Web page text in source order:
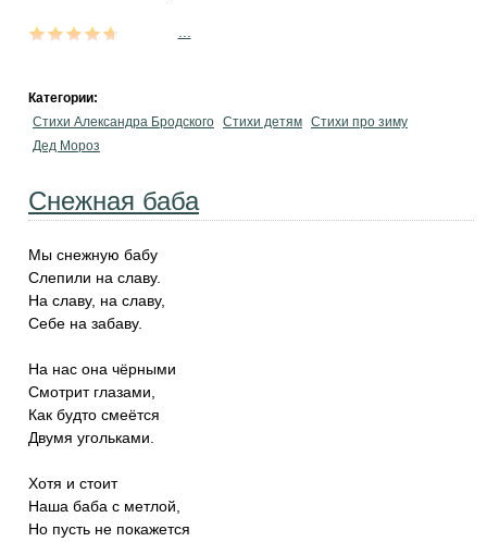
Категории:
Стихи Александра Бродского Стихи детям Стихи про зиму
Дед Мороз
Снежная баба
Мы снежную бабу
Слепили на славу.
На славу, на славу,
Себе на забаву.
На нас она чёрными
Смотрит глазами,
Как будто смеётся
Двумя угольками.
Хотя и стоит
Наша баба с метлой,
Но пусть не покажется